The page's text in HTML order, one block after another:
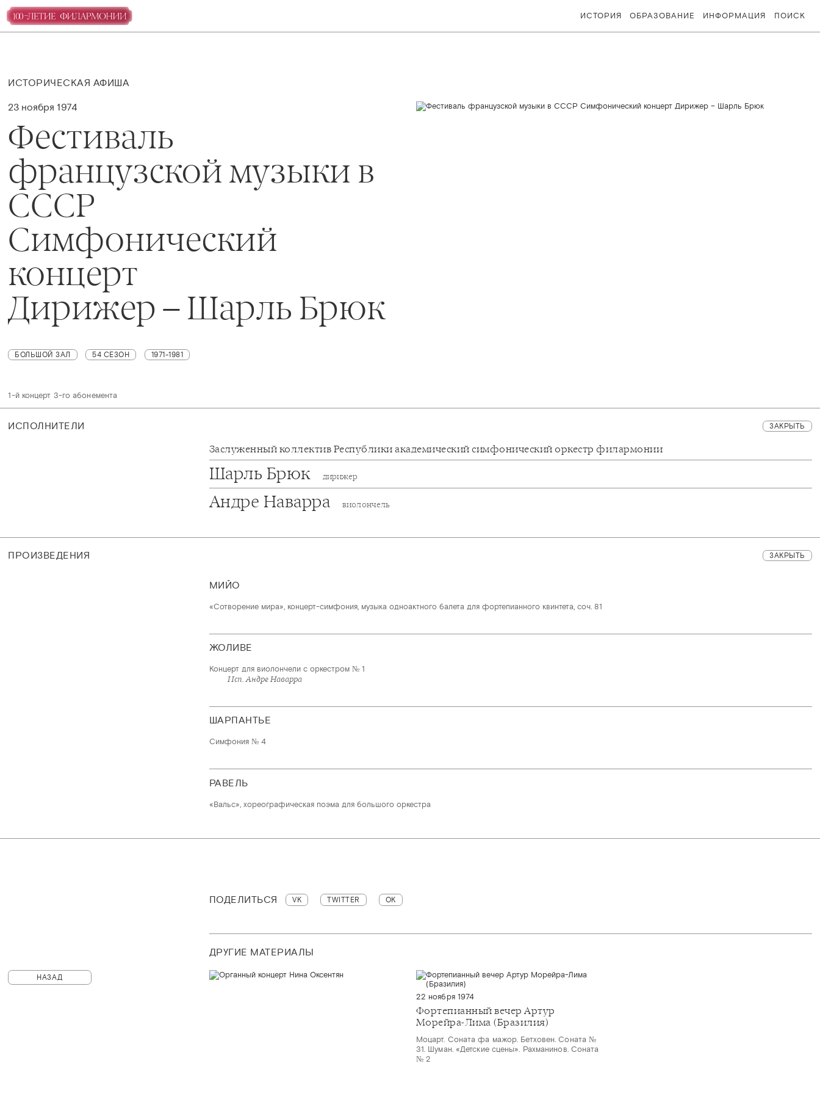
ИСТОРИЯ ОБРАЗОВАНИЕ ИНФОРМАЦИЯ ПОИСК
ИСТОРИЧЕСКАЯ АФИША
23 ноября 1974
Фестиваль
французской музыки в
СССР
Симфонический
концерт
Дирижер – Шарль Брюк
БОЛЬШОЙ ЗАЛ 54 СЕЗОН 1971-1981
1-й концерт 3-го абонемента
ИСПОЛНИТЕЛИ ЗАКРЫТЬ
Заслуженный коллектив Республики академический симфонический оркестр филармонии
Шарль Брюк дирижер
Андре Наварра виолончель
ПРОИЗВЕДЕНИЯ ЗАКРЫТЬ
МИЙО
«Сотворение мира», концерт-симфония, музыка одноактного балета для фортепианного квинтета, соч. 81
ЖОЛИВЕ
Концерт для виолончели с оркестром № 1
Исп. Андре Наварра
ШАРПAНТЬЕ
Симфония № 4
РАВЕЛЬ
«Вальс», хореографическая поэма для большого оркестра
ПОДЕЛИТЬСЯ VK TWITTER OK
ДРУГИЕ МАТЕРИАЛЫ
22 ноября 1974
Фортепианный вечер Артур
Морейра-Лима (Бразилия)
Моцарт. Соната фа мажор. Бетховен. Соната №
31. Шуман. «Детские сцены». Рахманинов. Соната
№ 2
НАЗАД